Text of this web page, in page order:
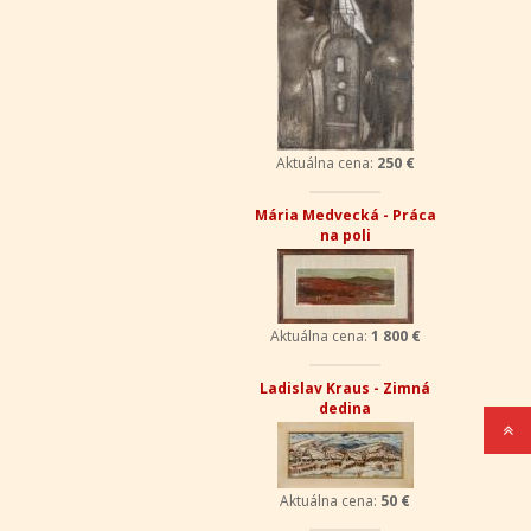
Aktuálna cena: 250 €
Mária Medvecká - Práca
na poli
Aktuálna cena: 1 800 €
Ladislav Kraus - Zimná
dedina
Aktuálna cena: 50 €